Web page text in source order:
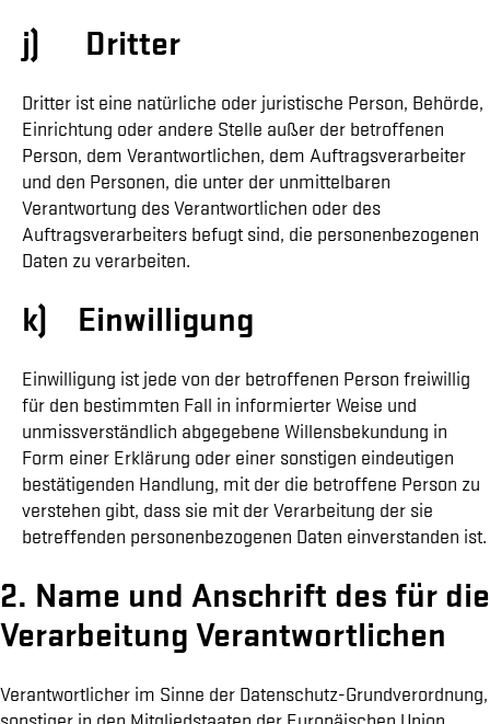
j) Dritter
Dritter ist eine natürliche oder juristische Person, Behörde,
Einrichtung oder andere Stelle außer der betroffenen
Person, dem Verantwortlichen, dem Auftragsverarbeiter
und den Personen, die unter der unmittelbaren
Verantwortung des Verantwortlichen oder des
Auftragsverarbeiters befugt sind, die personenbezogenen
Daten zu verarbeiten.
k) Einwilligung
Einwilligung ist jede von der betroffenen Person freiwillig
für den bestimmten Fall in informierter Weise und
unmissverständlich abgegebene Willensbekundung in
Form einer Erklärung oder einer sonstigen eindeutigen
bestätigenden Handlung, mit der die betroffene Person zu
verstehen gibt, dass sie mit der Verarbeitung der sie
betreffenden personenbezogenen Daten einverstanden ist.
2. Name und Anschrift des für die
Verarbeitung Verantwortlichen
Verantwortlicher im Sinne der Datenschutz-Grundverordnung,